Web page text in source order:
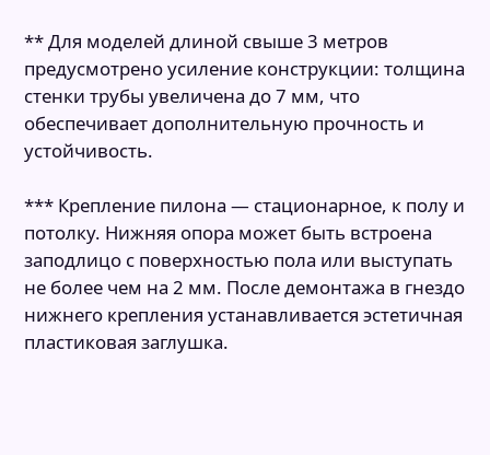
** Для моделей длиной свыше 3 метров
предусмотрено усиление конструкции: толщина
стенки трубы увеличена до 7 мм, что
обеспечивает дополнительную прочность и
устойчивость.
*** Крепление пилона — стационарное, к полу и
потолку. Нижняя опора может быть встроена
заподлицо с поверхностью пола или выступать
не более чем на 2 мм. После демонтажа в гнездо
нижнего крепления устанавливается эстетичная
пластиковая заглушка.